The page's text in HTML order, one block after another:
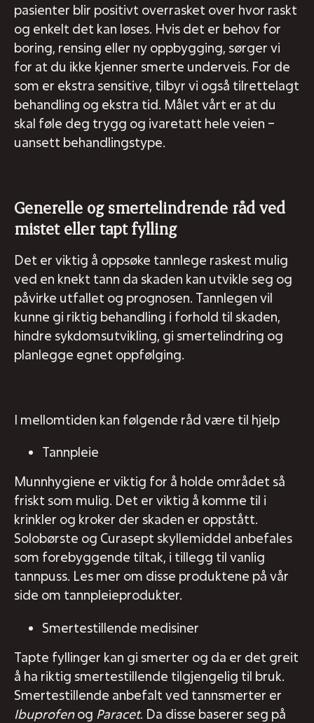
pasienter blir positivt overrasket over hvor raskt
og enkelt det kan løses. Hvis det er behov for
boring, rensing eller ny oppbygging, sørger vi
for at du ikke kjenner smerte underveis. For de
som er ekstra sensitive, tilbyr vi også tilrettelagt
behandling og ekstra tid. Målet vårt er at du
skal føle deg trygg og ivaretatt hele veien –
uansett behandlingstype.
Generelle og smertelindrende råd ved
mistet eller tapt fylling
Det er viktig å oppsøke tannlege raskest mulig
ved en knekt tann da skaden kan utvikle seg og
påvirke utfallet og prognosen. Tannlegen vil
kunne gi riktig behandling i forhold til skaden,
hindre sykdomsutvikling, gi smertelindring og
planlegge egnet oppfølging.
I mellomtiden kan følgende råd være til hjelp
Tannpleie
Munnhygiene er viktig for å holde området så
friskt som mulig. Det er viktig å komme til i
krinkler og kroker der skaden er oppstått.
Solobørste og Curasept skyllemiddel anbefales
som forebyggende tiltak, i tillegg til vanlig
tannpuss. Les mer om disse produktene på vår
side om tannpleieprodukter.
Smertestillende medisiner
Tapte fyllinger kan gi smerter og da er det greit
å ha riktig smertestillende tilgjengelig til bruk.
Smertestillende anbefalt ved tannsmerter er
Ibuprofenog Paracet. Da disse baserer seg på